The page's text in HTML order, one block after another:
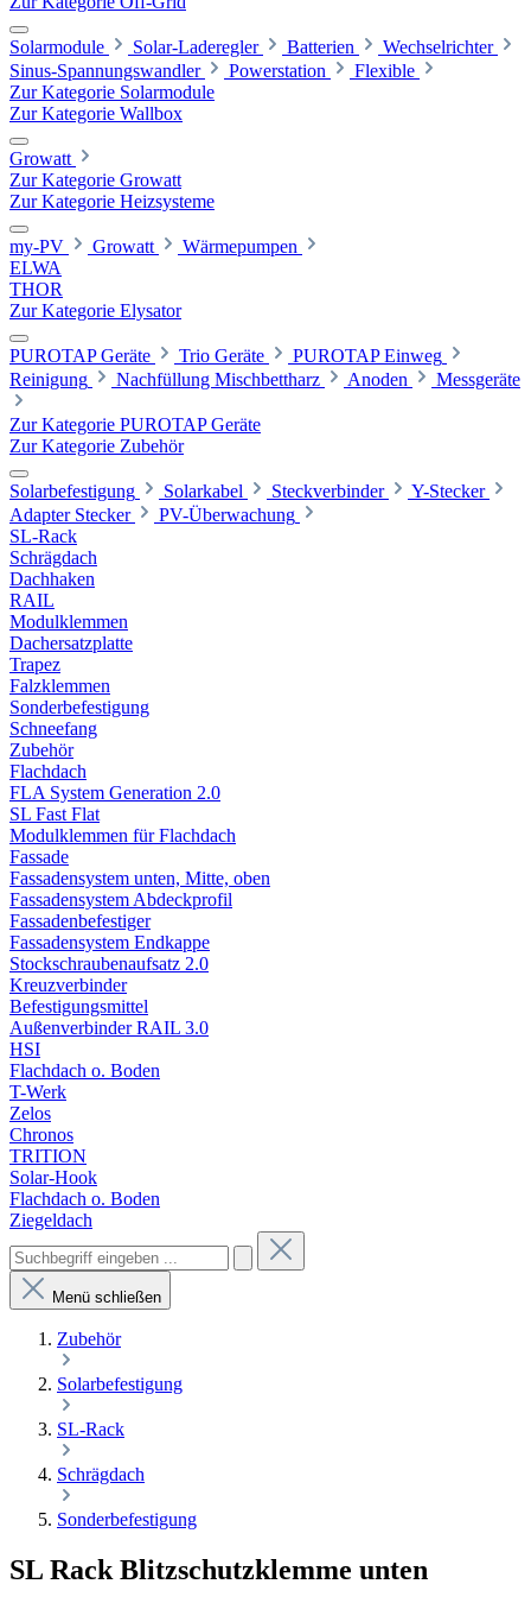
Solarmodule Solar-Laderegler Batterien
Wechselrichter
Sinus-Spannungswandler
Powerstation
Flexible
Zur Kategorie Solarmodule
Zur Kategorie Wallbox
Growatt
Zur Kategorie Growatt
Zur Kategorie Heizsysteme
my-PV Growatt
Wärmepumpen
ELWA
THOR
Zur Kategorie Elysator
PUROTAP Geräte Trio Geräte
PUROTAP Einweg
Reinigung
Nachfüllung Mischbettharz Anoden Messgeräte
Zur Kategorie PUROTAP Geräte
Zur Kategorie Zubehör
Solarbefestigung Solarkabel Steckverbinder
Y-Stecker
Adapter Stecker
PV-Überwachung
SL-Rack
Schrägdach
Dachhaken
RAIL
Modulklemmen
Dachersatzplatte
Trapez
Falzklemmen
Sonderbefestigung
Schneefang
Zubehör
Flachdach
FLA System Generation 2.0
SL Fast Flat
Modulklemmen für Flachdach
Fassade
Fassadensystem unten, Mitte, oben
Fassadensystem Abdeckprofil
Fassadenbefestiger
Fassadensystem Endkappe
Stockschrauben­aufsatz 2.0
Kreuzverbinder
Befestigungsmittel
Außenverbinder RAIL 3.0
HSI
Flachdach o. Boden
T-Werk
Zelos
Chronos
TRITION
Solar-Hook
Flachdach o. Boden
Ziegeldach
Menü schließen
Zubehör
Solarbefestigung
SL-Rack
Schrägdach
Sonderbefestigung
SL Rack Blitzschutzklemme unten